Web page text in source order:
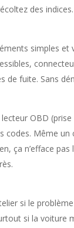
des indices.
simples et
de fuite. Sans
OBD
codes. Même un
ça n’efface
si le
si la voiture